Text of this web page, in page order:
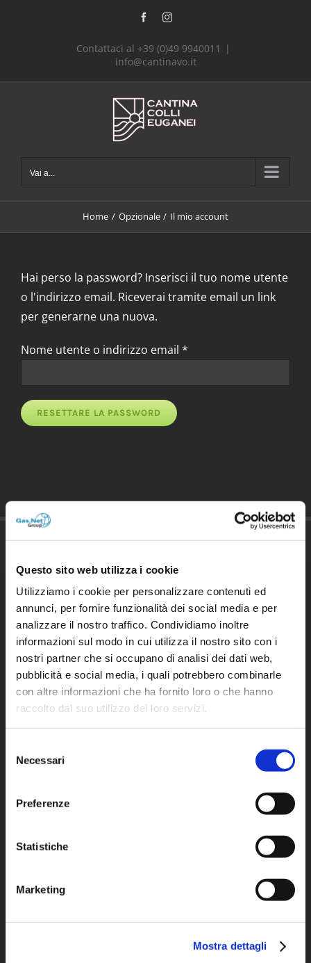
Questo sito web utilizza i cookie
Utilizziamo i cookie per personalizzare contenuti ed
annunci, per fornire funzionalità dei social media e per
analizzare il nostro traffico. Condividiamo inoltre
informazioni sul modo in cui utilizza il nostro sito con i
nostri partner che si occupano di analisi dei dati web,
pubblicità e social media, i quali potrebbero combinarle
con altre informazioni che ha fornito loro o che hanno
raccolto dal suo utilizzo dei loro servizi.
delNecessari
Preferenze
Statistiche
Marketing
Mostra dettagli
FacebookInstagram
Contattaci al +39 (0)49 9940011
|
info@cantinavo.it
Vai a...
Home Opzionale Il mio account
Hai perso la password? Inserisci il tuo nome utente
o l'indirizzo email. Riceverai tramite email un link
per generarne una nuova.
Nome utente o indirizzo email *
RESETTARE LA PASSWORD
per: